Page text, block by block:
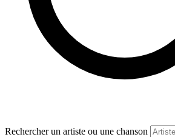
Rechercher un artiste ou une chanson